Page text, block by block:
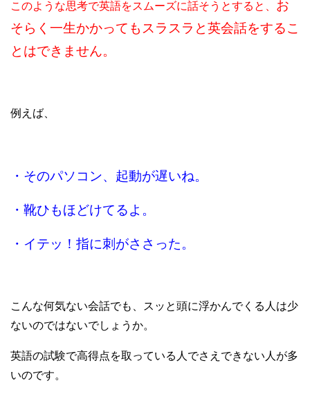
このような思考で英語をスムーズに話そうとすると、 お
そらく一生かかってもスラスラと英会話をするこ
とはできません。
例えば、
・そのパソコン、起動が遅いね。
・靴ひもほどけてるよ。
・イテッ！指に刺がささった。
こんな何気ない会話でも、スッと頭に浮かんでくる人は少
ないのではないでしょうか。
英語の試験で高得点を取っている人でさえできない人が多
いのです。